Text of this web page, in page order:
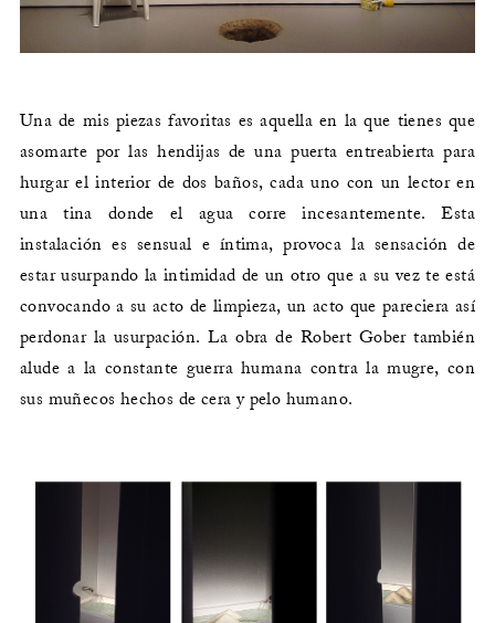
Una de mis piezas favoritas es aquella en la que tienes que
asomarte por las hendijas de una puerta entreabierta para
hurgar el interior de dos baños, cada uno con un lector en
una tina donde el agua corre incesantemente. Esta
instalación es sensual e íntima, provoca la sensación de
estar usurpando la intimidad de un otro que a su vez te está
convocando a su acto de limpieza, un acto que pareciera así
perdonar la usurpación. La obra de Robert Gober también
alude a la constante guerra humana contra la mugre, con
sus muñecos hechos de cera y pelo humano.